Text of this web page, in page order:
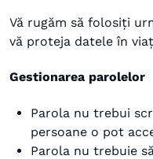
Vă rugăm să folosiți
vă proteja datele în
Gestionarea parolelor
Parola nu trebui
persoane o pot
Parola nu trebuie